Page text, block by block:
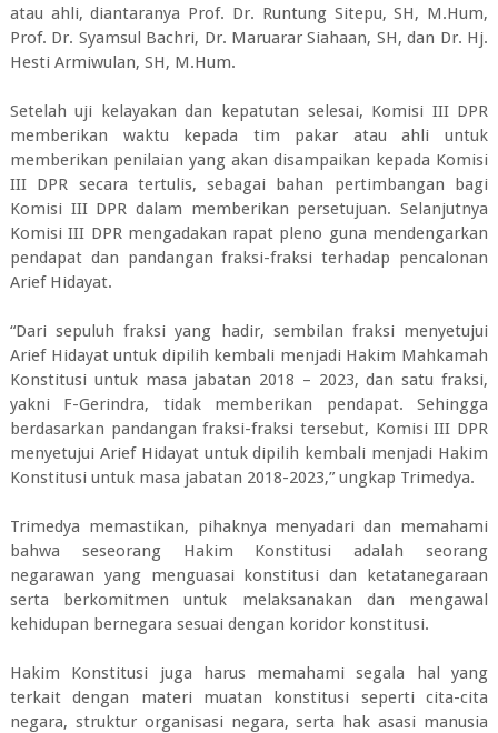
atau ahli, diantaranya Prof. Dr. Runtung Sitepu, SH, M.Hum,
Prof. Dr. Syamsul Bachri, Dr. Maruarar Siahaan, SH, dan Dr. Hj.
Hesti Armiwulan, SH, M.Hum.
Setelah uji kelayakan dan kepatutan selesai, Komisi III DPR
memberikan waktu kepada tim pakar atau ahli untuk
memberikan penilaian yang akan disampaikan kepada Komisi
III DPR secara tertulis, sebagai bahan pertimbangan bagi
Komisi III DPR dalam memberikan persetujuan. Selanjutnya
Komisi III DPR mengadakan rapat pleno guna mendengarkan
pendapat dan pandangan fraksi-fraksi terhadap pencalonan
Arief Hidayat.
“Dari sepuluh fraksi yang hadir, sembilan fraksi menyetujui
Arief Hidayat untuk dipilih kembali menjadi Hakim Mahkamah
Konstitusi untuk masa jabatan 2018 – 2023, dan satu fraksi,
yakni F-Gerindra, tidak memberikan pendapat. Sehingga
berdasarkan pandangan fraksi-fraksi tersebut, Komisi III DPR
menyetujui Arief Hidayat untuk dipilih kembali menjadi Hakim
Konstitusi untuk masa jabatan 2018-2023,” ungkap Trimedya.
Trimedya memastikan, pihaknya menyadari dan memahami
bahwa seseorang Hakim Konstitusi adalah seorang
negarawan yang menguasai konstitusi dan ketatanegaraan
serta berkomitmen untuk melaksanakan dan mengawal
kehidupan bernegara sesuai dengan koridor konstitusi.
Hakim Konstitusi juga harus memahami segala hal yang
terkait dengan materi muatan konstitusi seperti cita-cita
negara, struktur organisasi negara, serta hak asasi manusia